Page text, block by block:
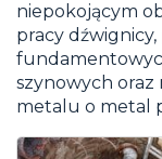
niepokojącym
pracy
szynowych oraz
metalu o metal